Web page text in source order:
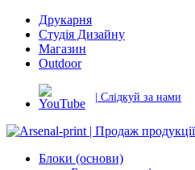
Друкарня
Студія Дизайну
Магазин
Outdoor
| Слідкуй за нами
Блоки (основи)